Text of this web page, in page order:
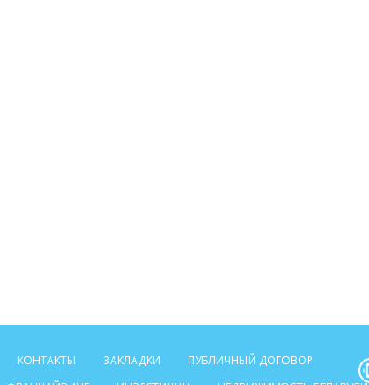
КОНТАКТЫ ЗАКЛАДКИ
ПУБЛИЧНЫЙ ДОГОВОР